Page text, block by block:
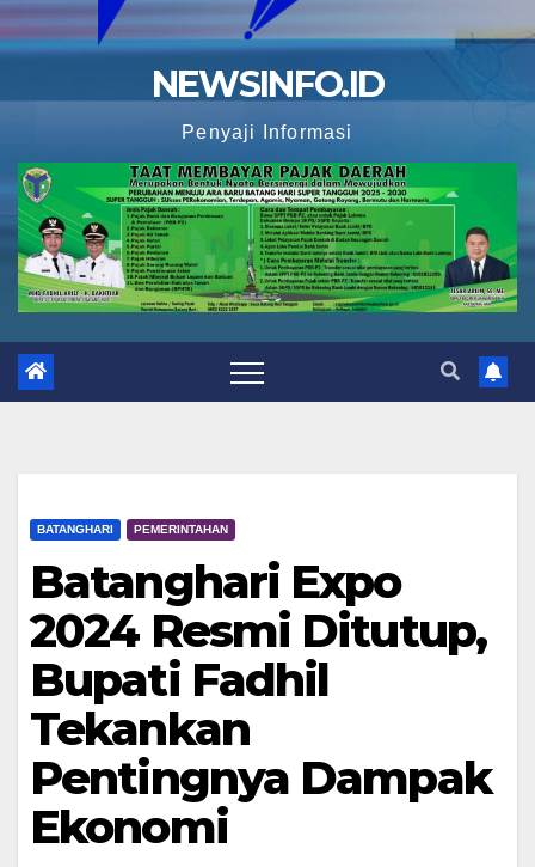
NEWSINFO.ID
Penyaji Informasi
BATANGHARI PEMERINTAHAN
Batanghari Expo
2024 Resmi Ditutup,
Bupati Fadhil
Tekankan
Pentingnya Dampak
Ekonomi